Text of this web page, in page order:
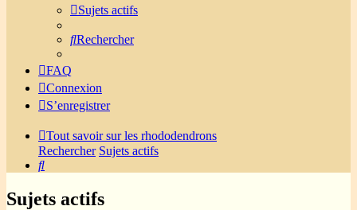
Sujets actifs
Rechercher
FAQ
Connexion
S’enregistrer
Tout savoir sur les rhododendrons
Rechercher Sujets actifs
Rechercher
Sujets actifs